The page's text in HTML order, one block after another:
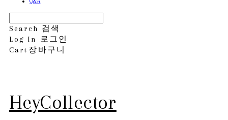
Search 검색
Log In
로그인
Cart 장바구니
HeyCollector